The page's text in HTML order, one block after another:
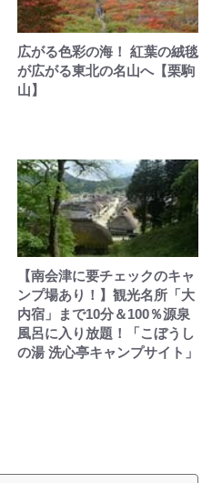
広がる色彩の海！ 紅葉の絨毯
が広がる東北の名山へ【栗駒
山】
【南会津に要チェックのキャ
ンプ場あり！】観光名所「大
内宿」まで10分＆100％源泉
風呂に入り放題！「こぼうし
の湯 洗心亭キャンプサイト」